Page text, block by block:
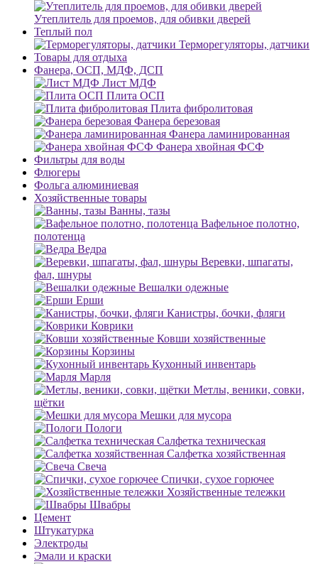
Утеплитель для проемов, для обивки дверей
Теплый пол
Терморегуляторы, датчики
Товары для отдыха
Фанера, ОСП, МДФ, ДСП
Лист МДФ
Плита ОСП
Плита фибролитовая
Фанера березовая
Фанера ламинированная
Фанера хвойная ФСФ
Фильтры для воды
Флюгеры
Фольга алюминиевая
Хозяйственные товары
Ванны, тазы
Вафельное полотно,
полотенца
Ведра
Веревки, шпагаты,
фал, шнуры
Вешалки одежные
Ерши
Канистры, бочки, фляги
Коврики
Ковши хозяйственные
Корзины
Кухонный инвентарь
Марля
Метлы, веники, совки,
щётки
Мешки для мусора
Пологи
Салфетка техническая
Салфетка хозяйственная
Свеча
Спички, сухое горючее
Хозяйственные тележки
Швабры
Цемент
Штукатурка
Электроды
Эмали и краски